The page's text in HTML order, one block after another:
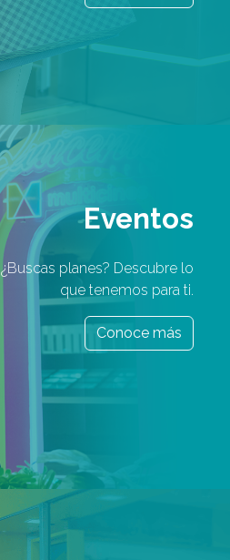
Eventos
¿Buscas planes? Descubre lo
que tenemos para ti.
Conoce más